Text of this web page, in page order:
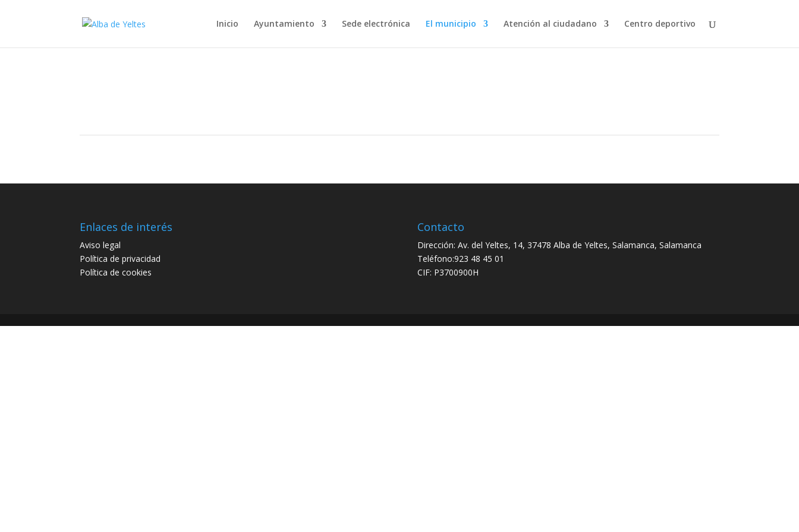
Inicio Ayuntamiento Sede electrónica El municipio Atención al ciudadano Centro deportivo
Enlaces de interés
Aviso legal
Política de privacidad
Política de cookies
Contacto
Dirección: Av. del Yeltes, 14, 37478 Alba de Yeltes, Salamanca, Salamanca
Teléfono:923 48 45 01
CIF: P3700900H